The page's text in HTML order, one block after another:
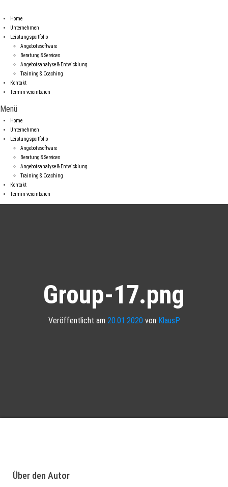
Home
Unternehmen
Leistungsportfolio
Angebotssoftware
Beratung & Services
Angebotsanalyse & Entwicklung
Training & Coaching
Kontakt
Termin vereinbaren
Menü
Home
Unternehmen
Leistungsportfolio
Angebotssoftware
Beratung & Services
Angebotsanalyse & Entwicklung
Training & Coaching
Kontakt
Termin vereinbaren
Group-17.png
Veröffentlicht am 20.01.2020 von KlausP
Über den Autor